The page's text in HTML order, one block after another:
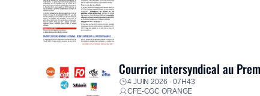
Courrier intersyndical au
4 JUIN 2026 - 07H43
CFE-CGC ORANGE